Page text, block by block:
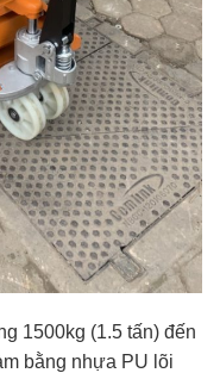
1500kg (1.5 tấn) đến
bằng nhựa PU lõi